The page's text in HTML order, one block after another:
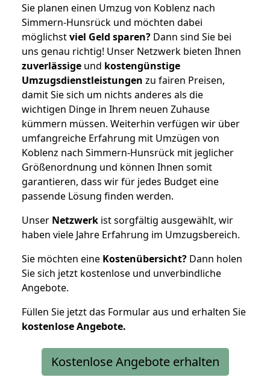
Sie planen einen Umzug von Koblenz nach
Simmern-Hunsrück und möchten dabei
möglichstviel Geld sparen? Dann sind Sie bei
uns genau richtig! Unser Netzwerk bieten Ihnen
zuverlässige und kostengünstige
Umzugsdienstleistungen zu fairen Preisen,
damit Sie sich um nichts anderes als die
wichtigen Dinge in Ihrem neuen Zuhause
kümmern müssen. Weiterhin verfügen wir über
umfangreiche Erfahrung mit Umzügen von
Koblenz nach Simmern-Hunsrück mit jeglicher
Größenordnung und können Ihnen somit
garantieren, dass wir für jedes Budget eine
passende Lösung finden werden.
Unser Netzwerk ist sorgfältig ausgewählt, wir
haben viele Jahre Erfahrung im Umzugsbereich.
Sie möchten eine Kostenübersicht? Dann holen
Sie sich jetzt kostenlose und unverbindliche
Angebote.
Füllen Sie jetzt das Formular aus und erhalten Sie
kostenloseAngebote.
Kostenlose Angebote erhalten